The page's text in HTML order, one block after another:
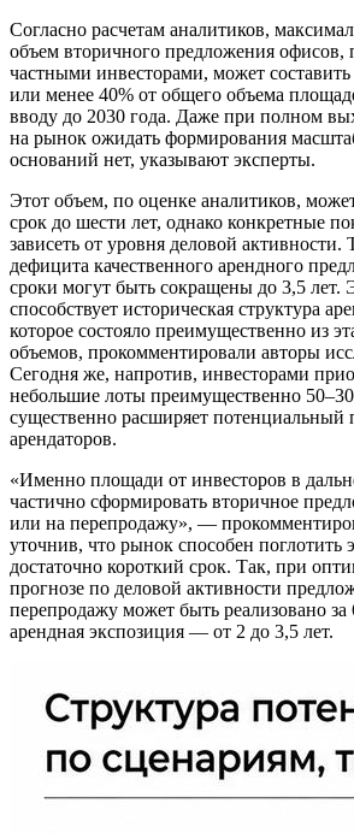
Согласно расчетам аналитиков,
объем вторичного предложения офисов,
частными инвесторами, может
или менее 40% от общего объема
вводу до 2030 года. Даже при полном
на рынок ожидать формирования
оснований нет, указывают эксперты.
Этот объем, по оценке аналитиков,
срок до шести лет, однако конкретные
зависеть от уровня деловой активности.
дефицита качественного арендного
сроки могут быть сокращены до 3,5 лет.
способствует историческая структура
которое состояло преимущественно из
объемов, прокомментировали авторы
Сегодня же, напротив, инвесторами
небольшие лоты преимущественно
существенно расширяет
арендаторов.
«Именно площади от инвесторов в
частично сформировать вторичное
или на перепродажу», —
уточнив, что рынок способен поглотить
достаточно короткий срок. Так, при
прогнозе по деловой активности
перепродажу может быть реализовано за
арендная экспозиция — от 2 до 3,5 лет.